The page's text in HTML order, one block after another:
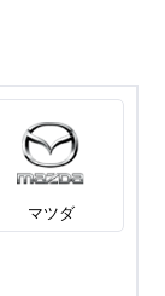
マツダ